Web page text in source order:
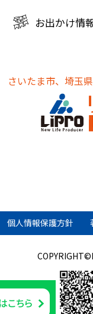
お出かけ情
さいたま市、埼玉
個人情報保護方針